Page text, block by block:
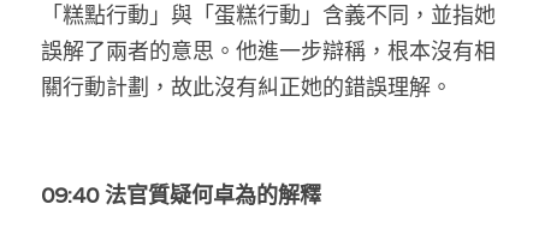
「糕點行動」與「蛋糕行動」含義不同，並指她
誤解了兩者的意思。他進一步辯稱，根本沒有相
關行動計劃，故此沒有糾正她的錯誤理解。
09:40 法官質疑何卓為的解釋